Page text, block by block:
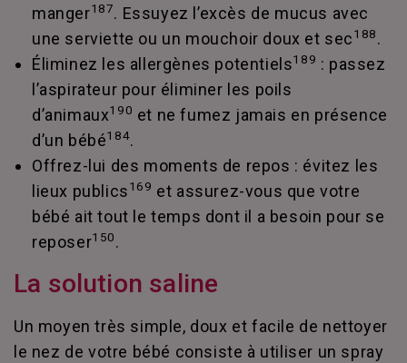
manger187. Essuyez l’excès de mucus avec
une serviette ou un mouchoir doux et sec188.
Éliminez les allergènes potentiels189 : passez
l’aspirateur pour éliminer les poils
d’animaux190 et ne fumez jamais en présence
d’un bébé184.
Offrez-lui des moments de repos : évitez les
lieux publics169 et assurez-vous que votre
bébé ait tout le temps dont il a besoin pour se
reposer150.
La solution saline
Un moyen très simple, doux et facile de nettoyer
le nez de votre bébé consiste à utiliser un spray